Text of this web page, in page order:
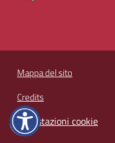
Mappa del sito
Credits
Impostazioni cookie